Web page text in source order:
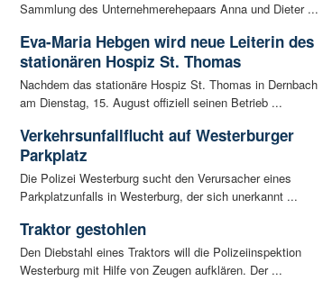
Sammlung des Unternehmerehepaars Anna und Dieter ...
Eva-Maria Hebgen wird neue Leiterin des
stationären Hospiz St. Thomas
Nachdem das stationäre Hospiz St. Thomas in Dernbach
am Dienstag, 15. August offiziell seinen Betrieb ...
Verkehrsunfallflucht auf Westerburger
Parkplatz
Die Polizei Westerburg sucht den Verursacher eines
Parkplatzunfalls in Westerburg, der sich unerkannt ...
Traktor gestohlen
Den Diebstahl eines Traktors will die Polizeiinspektion
Westerburg mit Hilfe von Zeugen aufklären. Der ...